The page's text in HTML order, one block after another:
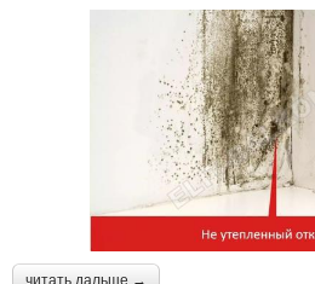
читать дальше →